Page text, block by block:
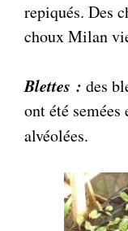
repiqués. Des
choux Milan
Blettes : des
ont été semées
alvéolées.